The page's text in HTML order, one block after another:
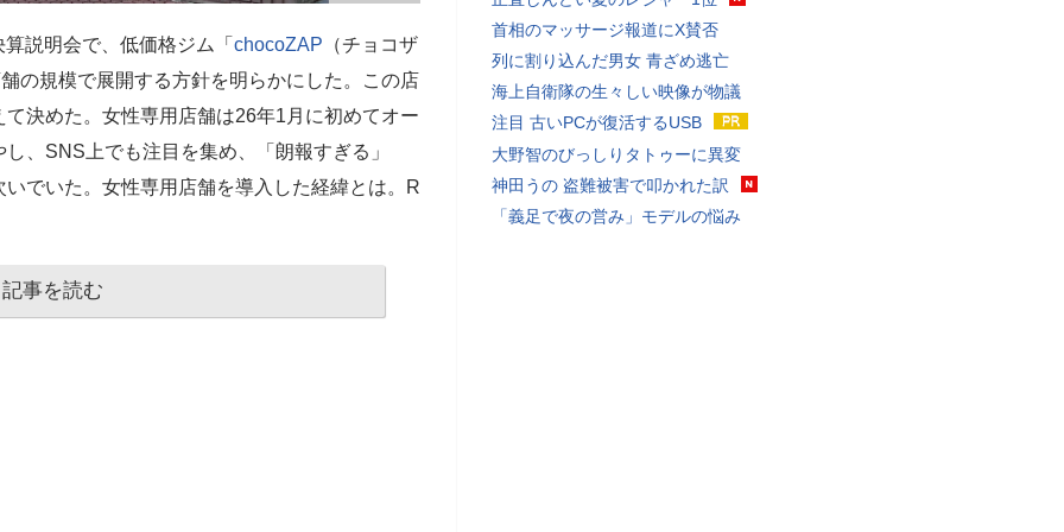
説明会で、低価格ジム「 chocoZAP （チョコザ
の規模で展開する方針を明らかにした。この店
決めた。女性専用店舗は26年1月に初めてオー
、SNS上でも注目を集め、「朗報すぎる」
でいた。女性専用店舗を導入した経緯とは。R
記事を読む
首相のマッサージ報道にX賛否
列に割り込んだ男女 青ざめ逃亡
海上自衛隊の生々しい映像が物議
注目 古いPCが復活するUSB
大野智のびっしりタトゥーに異変
神田うの 盗難被害で叩かれた訳
「義足で夜の営み」モデルの悩み